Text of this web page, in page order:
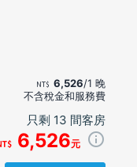
6,526/1 晚
不含稅金和服務費
只剩 13 間客房
6,526元